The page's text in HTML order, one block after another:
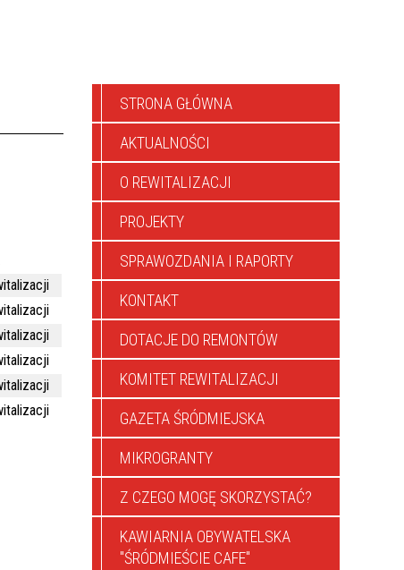
STRONA GŁÓWNA
AKTUALNOŚCI
O REWITALIZACJI
PROJEKTY
SPRAWOZDANIA I RAPORTY
KONTAKT
DOTACJE DO REMONTÓW
KOMITET REWITALIZACJI
GAZETA ŚRÓDMIEJSKA
MIKROGRANTY
Z CZEGO MOGĘ SKORZYSTAĆ?
KAWIARNIA OBYWATELSKA
"ŚRÓDMIEŚCIE CAFE"